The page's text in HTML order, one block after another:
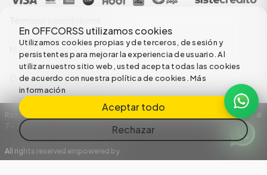
En OFFCORSS utilizamos cookies
Utilizamos cookies propias y de terceros, de sesión y
persistentes para mejorar la experiencia de usuario. Al
utilizar nuestro sitio web, usted acepta todas las cookies
de acuerdo con nuestra política de cookies.Más
información
Aceptar todo
Rechazar
Términos y condiciones
Nuestras Políticas
Configuración de Cookies
Razón Social: C.I HERMECO S.A. NIT: 890924167-6 Dirección: Carrera 50 #
7 – 35
All rights reserved empowered by